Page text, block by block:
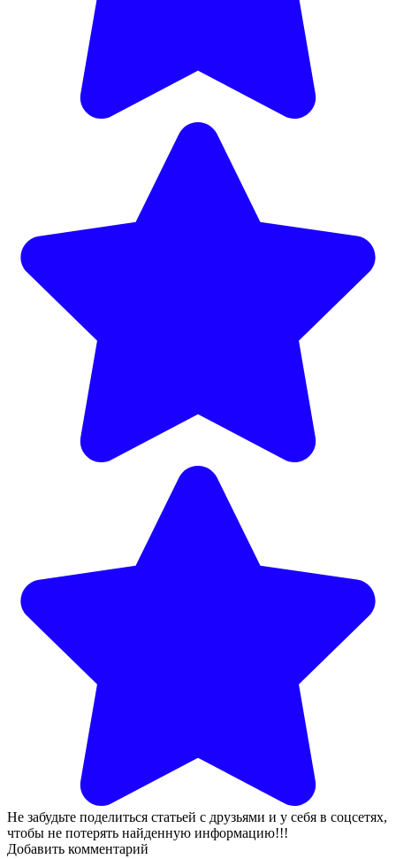
Не забудьте поделиться статьей с друзьями и у себя в соцсетях,
чтобы не потерять найденную информацию!!!
Добавить комментарий